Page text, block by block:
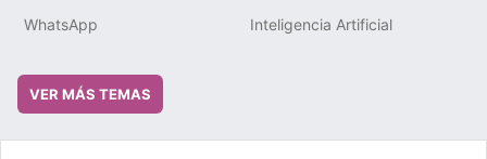
WhatsApp Inteligencia Artificial
VER MÁS TEMAS